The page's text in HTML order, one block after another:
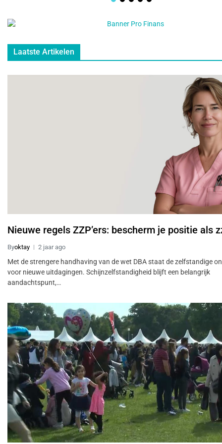
Laatste Artikelen
Nieuwe regels ZZP’ers: bescherm je positie als
Byoktay 2 jaar ago
Met de strengere handhaving van de wet DBA staat de zelfstandige
voor nieuwe uitdagingen. Schijnzelfstandigheid blijft een belangrijk
aandachtspunt,…